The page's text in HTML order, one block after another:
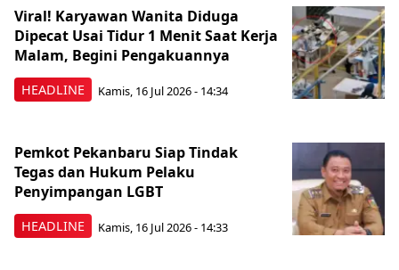
HEADLINE
Viral! Karyawan Wanita Diduga
Dipecat Usai Tidur 1 Menit Saat Kerja
Malam, Begini Pengakuannya
Kamis, 16 Jul 2026 - 14:34
HEADLINE
Pemkot Pekanbaru Siap Tindak
Tegas dan Hukum Pelaku
Penyimpangan LGBT
Kamis, 16 Jul 2026 - 14:33